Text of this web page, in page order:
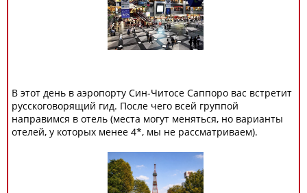
В этот день в аэропорту Син-Читосе Саппоро вас встретит
русскоговорящий гид. После чего всей группой
направимся в отель (места могут меняться, но варианты
отелей, у которых менее 4*, мы не рассматриваем).